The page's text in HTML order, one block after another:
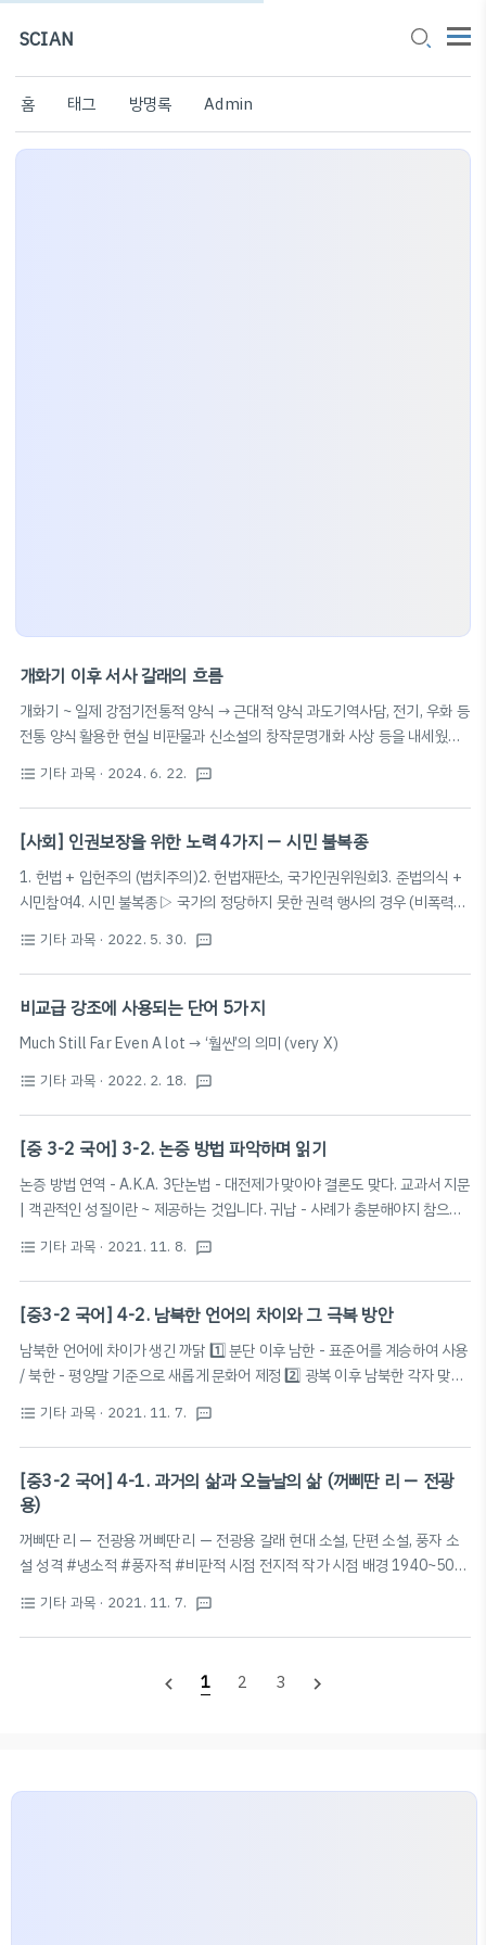
SCIAN
홈 태그 방명록 Admin
개화기 이후 서사 갈래의 흐름
개화기 ~ 일제 강점기전통적 양식 → 근대적 양식 과도기역사담, 전기, 우화 등
전통 양식 활용한 현실 비판물과 신소설의 창작문명개화 사상 등을 내세웠던
(1917) — 계몽의 문제, 신소설보다 더 나아감3·1운동 → 나도향, 김동인, 현
진건, 염상섭 등에 의해 근대 사실주의 소설 양식 정립조명희, 이기영 등에 의
한 계급주의 문학의 흐름 출현1930년대 , , , , 등 장편 소설이 당대 현실 조감
향점을 지닌 소설 창작 광복 이후주요 과제: 과거에 대한 성찰, 현실의 직시, 새
로운 미래의 건설한국 전쟁 이후의 피폐한 현실손창섭, 장용학, 오상원 ..
format_list_bulleted 기타 과목 · 2024. 6. 22. textsms
[사회] 인권보장을 위한 노력 4가지 — 시민 불복종
1. 헌법 + 입헌주의 (법치주의)2. 헌법재판소, 국가인권위원회3. 준법의식 +
시민참여4. 시민 불복종▷ 국가의 정당하지 못한 권력 행사의 경우 (비폭력적
정당화 조건 ⭐️행위와 목적의 정당성 (공익성)비폭력성최후의 수단처벌의 감
수References- https://m.blog.naver.com/PostView.naver?
isHttpsRedirect=true&blogId=yseedu&logNo=221552129224 시
불복종은 비폭력적이어야 한다. 3. 시민 불복종은 ...blog.naver.com-
https://web.facebook..
format_list_bulleted 기타 과목 · 2022. 5. 30. textsms
비교급 강조에 사용되는 단어 5가지
Much Still Far Even A lot → ‘훨씬’의 의미 (very X)
format_list_bulleted 기타 과목 · 2022. 2. 18. textsms
[중 3-2 국어] 3-2. 논증 방법 파악하며 읽기
논증 방법 연역 - A.K.A. 3단논법 - 대전제가 맞아야 결론도 맞다. 교과서 지문
| 객관적인 성질이란 ~ 제공하는 것입니다. 귀납 - 사례가 충분해야지 참으로
수록 논리적이며, 적을 경우 거짓이 되기 쉽다 (성급한 일반화의 오류). 교과서
지문 | 프랑스 파리에 있는 ~ 받아들이지요. → 이러한 여러 가지 사례를 ~
주관적인 성질인 것입니다. 유추 교과서 지문 | 이것은 맛과 비교하여 ~ 그
한 뒤 그 결론으로 일반적인 사실이나 진리를 이끌어 내는 방법 연역 | 일반적
원리나 진리를 전제로 하여 결론을 이끌어 내는 방법 유추 | 둘 이상의 대..
format_list_bulleted 기타 과목 · 2021. 11. 8. textsms
[중3-2 국어] 4-2. 남북한 언어의 차이와 그 극복 방안
남북한 언어에 차이가 생긴 까닭 1️⃣ 분단 이후 남한 - 표준어를 계승하여 사용
/ 북한 - 평양말 기준으로 새롭게 문화어 제정 2️⃣ 광복 이후 남북한 각자 맞춤
정치 체제가 들어섬, 서로의 이념과 가치 달라짐 5️⃣ 남한에는 광복 이후 수많
은 외래어 들어와 쓰이고 있음 (남한 지나친 외래어 사용 → 외국어 남용) 남북
한 언어의 차이 극복 📚 '겨레말 큰 사전' 편찬 · 남북한이 서로의 언어 차이를
극복하기 위해 함께 만드는 우리말 사전 · 분단 이후 남북한 언어에서 서로 달
다른 표기법 통일 · 기존 남한과 북한 사전에 담지 못했던 지역어,..
format_list_bulleted 기타 과목 · 2021. 11. 7. textsms
[중3-2 국어] 4-1. 과거의 삶과 오늘날의 삶 (꺼삐딴 리 — 전광
용)
꺼삐딴 리 — 전광용 꺼삐딴 리 — 전광용 갈래 현대 소설, 단편 소설, 풍자 소
설 성격 #냉소적 #풍자적 #비판적 시점 전지적 작가 시점 배경 1940~50년
하는 기회주의적 인간형을 향한 비판과 풍자 특징 · 역순행적 구성 (현재의 시
점에서 과거와 현재의 상황이 교차하여 서술) · 부정적 인물인 이인국 박사를
여 선물 주고 나올 때까지 현재 시간에서 중간중간 회상을 통해 과거로 돌아간
format_list_bulleted 기타 과목 · 2021. 11. 7. textsms
navigate_before 1 2 3 navigate_next